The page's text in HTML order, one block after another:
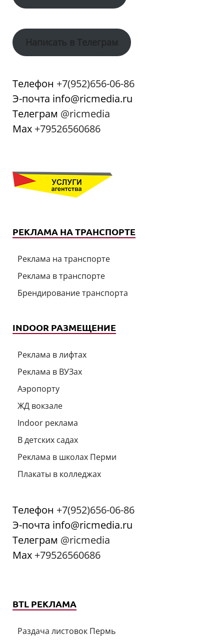
Написать в Телеграм
Телефон +7(952)656-06-86
Э-почта info@ricmedia.ru
Телеграм @ricmedia
Мах +79526560686
РЕКЛАМА НА ТРАНСПОРТЕ
Реклама на транспорте
Реклама в транспорте
Брендирование транспорта
INDOOR РАЗМЕЩЕНИЕ
Реклама в лифтах
Реклама в ВУЗах
Аэропорту
ЖД вокзале
Indoor реклама
В детских садах
Реклама в школах Перми
Плакаты в колледжах
Телефон +7(952)656-06-86
Э-почта info@ricmedia.ru
Телеграм @ricmedia
Мах +79526560686
BTL РЕКЛАМА
Раздача листовок Пермь